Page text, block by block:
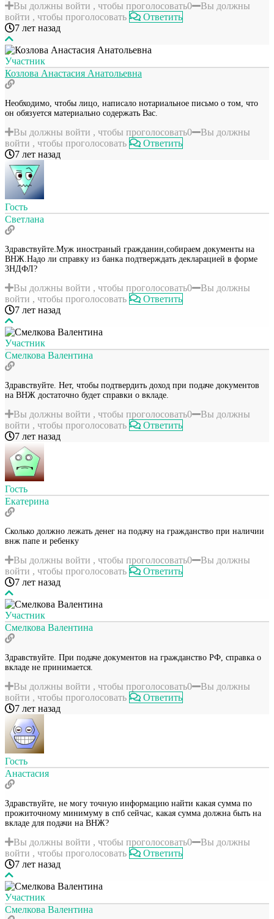
Вы должны войти , чтобы проголосовать0
Вы должны
войти , чтобы проголосовать
Ответить
7 лет назад
Участник
Козлова Анастасия Анатольевна
Необходимо, чтобы лицо, написало нотариальное письмо о том, что
он обязуется материально содержать Вас.
Вы должны войти , чтобы проголосовать0
Вы должны
войти , чтобы проголосовать
Ответить
7 лет назад
Гость
Светлана
Здравствуйте.Муж иностраный гражданин,собираем документы на
ВНЖ.Надо ли справку из банка подтверждать декларацией в форме
3НДФЛ?
Вы должны войти , чтобы проголосовать0
Вы должны
войти , чтобы проголосовать
Ответить
7 лет назад
Участник
Смелкова Валентина
Здравствуйте. Нет, чтобы подтвердить доход при подаче документов
на ВНЖ достаточно будет справки о вкладе.
Вы должны войти , чтобы проголосовать0
Вы должны
войти , чтобы проголосовать
Ответить
7 лет назад
Гость
Екатерина
Сколько должно лежать денег на подачу на гражданство при наличии
внж папе и ребенку
Вы должны войти , чтобы проголосовать0
Вы должны
войти , чтобы проголосовать
Ответить
7 лет назад
Участник
Смелкова Валентина
Здравствуйте. При подаче документов на гражданство РФ, справка о
вкладе не принимается.
Вы должны войти , чтобы проголосовать0
Вы должны
войти , чтобы проголосовать
Ответить
7 лет назад
Гость
Анастасия
Здравствуйте, не могу точную информацию найти какая сумма по
прожиточному минимуму в спб сейчас, какая сумма должна быть на
вкладе для подачи на ВНЖ?
Вы должны войти , чтобы проголосовать0
Вы должны
войти , чтобы проголосовать
Ответить
7 лет назад
Участник
Смелкова Валентина